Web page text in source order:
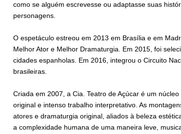
como se alguém escrevesse ou adaptasse suas
personagens.
O espetáculo estreou em 2013 em Brasília e em
Melhor Ator e Melhor Dramaturgia. Em 2015, foi
cidades espanholas. Em 2016, integrou o Circuito
brasileiras.
Criada em 2007, a Cia. Teatro de Açúcar é um
original e intenso trabalho interpretativo. As
atores e dramaturgia original, aliados à beleza
a complexidade humana de uma maneira leve,